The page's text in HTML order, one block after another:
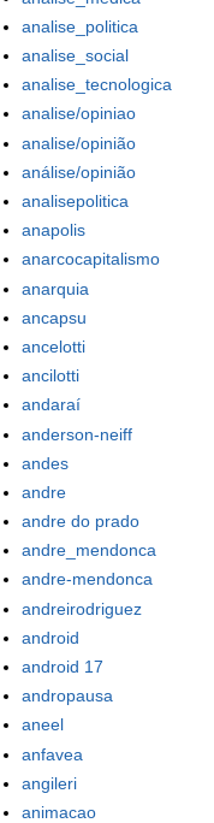
analise_politica
analise_social
analise_tecnologica
analise/opiniao
analise/opinião
análise/opinião
analisepolitica
anapolis
anarcocapitalismo
anarquia
ancapsu
ancelotti
ancilotti
andaraí
anderson-neiff
andes
andre
andre do prado
andre_mendonca
andre-mendonca
andreirodriguez
android
android 17
andropausa
aneel
anfavea
angileri
animacao